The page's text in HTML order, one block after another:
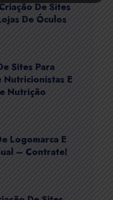
De Sites
De Óculos
Sites Para
E
Nutrição
Logomarca E
– Contrate!